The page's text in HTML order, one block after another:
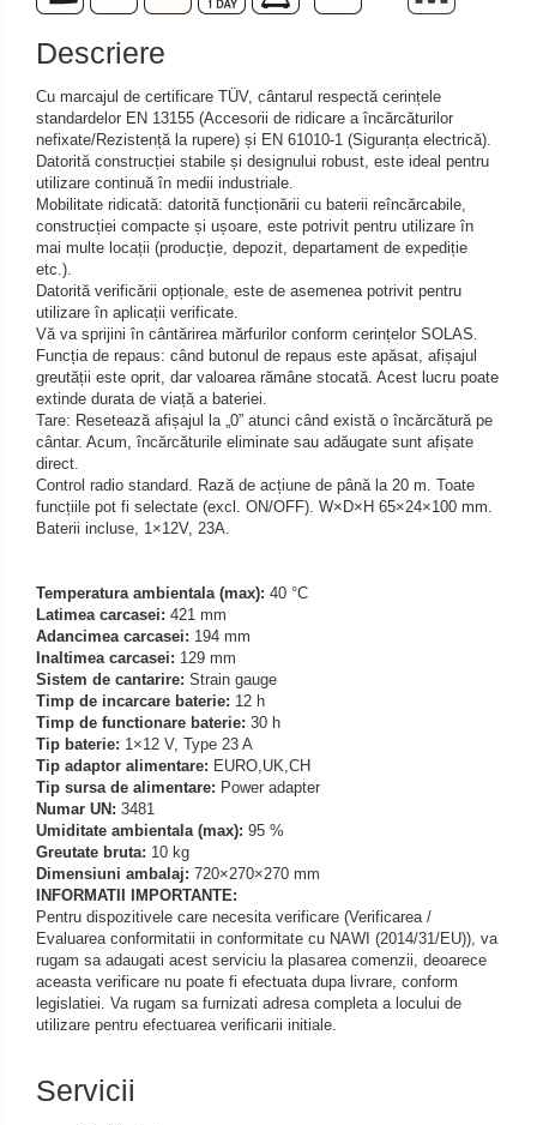
Iluminare microscop
Kit camp intunecat
Masa microscop
Obiective microscoape
Oculare microscop
Standuri Stereomicroscoape
Unitate contrast de faza
Unitate fluorescenta
Unitate polarizare
Standard calibrare
Scala aditionala refractometru
Descriere
Cu marcajul de certificare TÜV, cântarul respectă cerințele
standardelor EN 13155 (Accesorii de ridicare a încărcăturilor
nefixate/Rezistență la rupere) și EN 61010-1 (Siguranța electrică).
Datorită construcției stabile și designului robust, este ideal pentru
utilizare continuă în medii industriale.
Mobilitate ridicată: datorită funcționării cu baterii reîncărcabile,
construcției compacte și ușoare, este potrivit pentru utilizare în
mai multe locații (producție, depozit, departament de expediție
etc.).
Datorită verificării opționale, este de asemenea potrivit pentru
utilizare în aplicații verificate.
Vă va sprijini în cântărirea mărfurilor conform cerințelor SOLAS.
Funcția de repaus: când butonul de repaus este apăsat, afișajul
greutății este oprit, dar valoarea rămâne stocată. Acest lucru poate
extinde durata de viață a bateriei.
Tare: Resetează afișajul la „0” atunci când există o încărcătură pe
cântar. Acum, încărcăturile eliminate sau adăugate sunt afișate
direct.
Control radio standard. Rază de acțiune de până la 20 m. Toate
funcțiile pot fi selectate (excl. ON/OFF). W×D×H 65×24×100 mm.
Baterii incluse, 1×12V, 23A.
Temperatura ambientala (max): 40 °C
Latimea carcasei: 421 mm
Adancimea carcasei: 194 mm
Inaltimea carcasei: 129 mm
Sistem de cantarire: Strain gauge
Timp de incarcare baterie: 12 h
Timp de functionare baterie: 30 h
Tip baterie: 1×12 V, Type 23 A
Tip adaptor alimentare: EURO,UK,CH
Tip sursa de alimentare: Power adapter
Numar UN: 3481
Umiditate ambientala (max): 95 %
Greutate bruta: 10 kg
Dimensiuni ambalaj: 720×270×270 mm
INFORMATII IMPORTANTE:
Pentru dispozitivele care necesita verificare (Verificarea /
Evaluarea conformitatii in conformitate cu NAWI (2014/31/EU)), va
rugam sa adaugati acest serviciu la plasarea comenzii, deoarece
aceasta verificare nu poate fi efectuata dupa livrare, conform
legislatiei. Va rugam sa furnizati adresa completa a locului de
utilizare pentru efectuarea verificarii initiale.
Servicii